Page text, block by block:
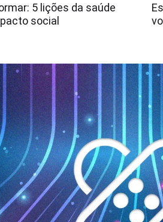
5 lições da saúde
social